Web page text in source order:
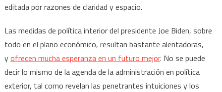
editada por razones de claridad y espacio.
Las medidas de política interior del presidente Joe Biden, sobre
todo en el plano económico, resultan bastante alentadoras,
yofrecen mucha esperanza en un futuro mejor. No se puede
decir lo mismo de la agenda de la administración en política
exterior, tal como revelan las penetrantes intuiciones y los